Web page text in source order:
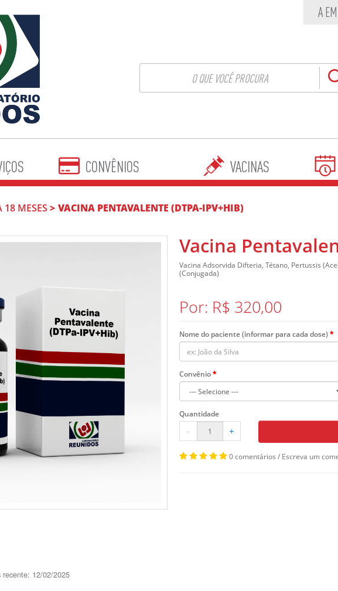
A
CONVÊNIOS VACINAS
18 MESES VACINA PENTAVALENTE (DTPA-IPV+HIB)
Vacina
Vacina Adsorvida Difteria, Tétano, Pertussis
(Conjugada)
Por: R$ 320,00
Nome do paciente (informar para cada dose)
Convênio
Quantidade
- +
0 comentários / Escreva um
12/02/2025